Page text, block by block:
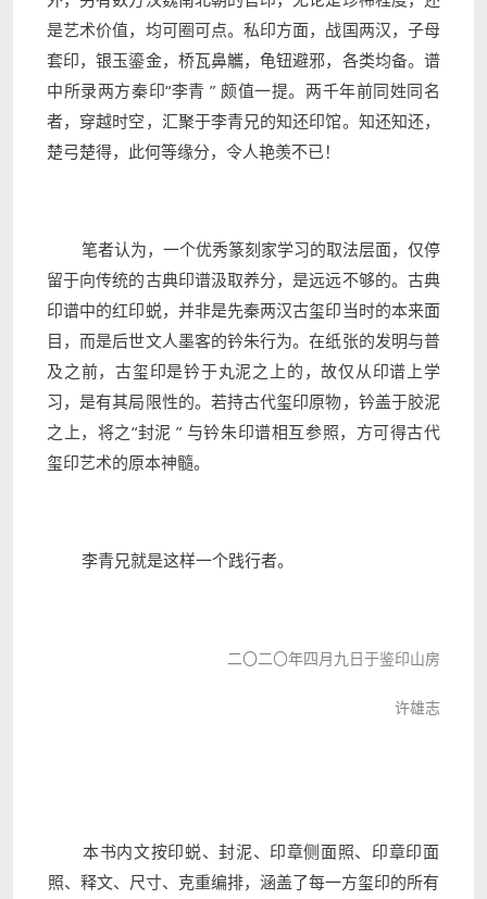
是艺术价值，均可圈可点。私印方面，战国两汉，子母
套印，银玉鎏金，桥瓦鼻觿，龟钮避邪，各类均备。谱
中所录两方秦印“李青” 颇值一提。两千年前同姓同名
者，穿越时空，汇聚于李青兄的知还印馆。知还知还，
楚弓楚得，此何等缘分，令人艳羡不已！
笔者认为，一个优秀篆刻家学习的取法层面，仅停
留于向传统的古典印谱汲取养分，是远远不够的。古典
印谱中的红印蜕，并非是先秦两汉古玺印当时的本来面
目，而是后世文人墨客的钤朱行为。在纸张的发明与普
及之前，古玺印是钤于丸泥之上的，故仅从印谱上学
习，是有其局限性的。若持古代玺印原物，钤盖于胶泥
之上，将之“封泥” 与钤朱印谱相互参照，方可得古代
玺印艺术的原本神髓。
李青兄就是这样一个践行者。
二〇二〇年四月九日于鉴印山房
许雄志
本书内文按印蜕、封泥、印章侧面照、印章印面
照、释文、尺寸、克重编排，涵盖了每一方玺印的所有